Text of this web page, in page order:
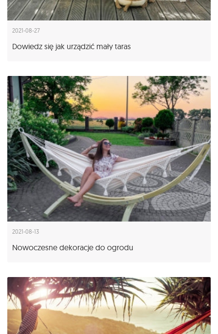
2021-08-27
Dowiedz się jak urządzić mały taras
2021-08-13
Nowoczesne dekoracje do ogrodu